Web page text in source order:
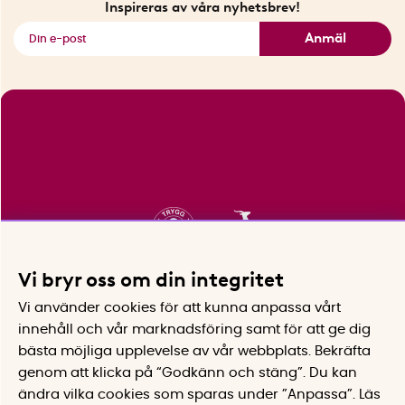
Inspireras av våra nyhetsbrev!
Anmäl
Vi bryr oss om din integritet
Vi använder cookies för att kunna anpassa vårt
innehåll och vår marknadsföring samt för att ge dig
bästa möjliga upplevelse av vår webbplats.
Bekräfta
genom att klicka på “Godkänn och stäng”. Du kan
ändra vilka cookies som sparas under ”Anpassa”.
Läs